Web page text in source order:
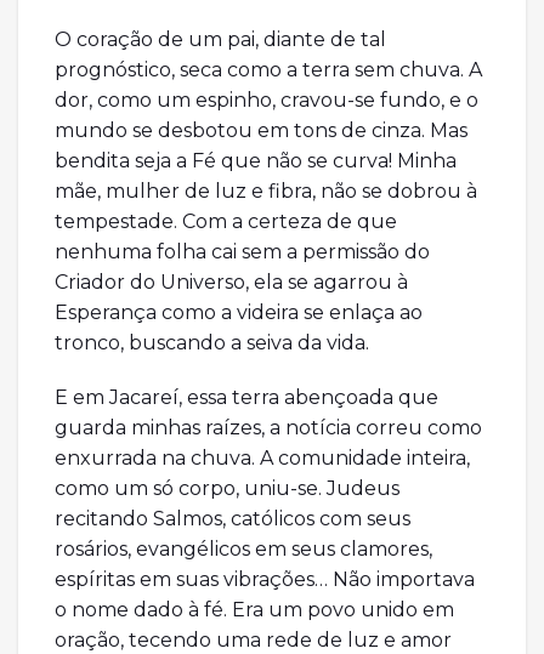
O coração de um pai, diante de tal
prognóstico, seca como a terra sem chuva. A
dor, como um espinho, cravou-se fundo, e o
mundo se desbotou em tons de cinza. Mas
bendita seja a Fé que não se curva! Minha
mãe, mulher de luz e fibra, não se dobrou à
tempestade. Com a certeza de que
nenhuma folha cai sem a permissão do
Criador do Universo, ela se agarrou à
Esperança como a videira se enlaça ao
tronco, buscando a seiva da vida.
E em Jacareí, essa terra abençoada que
guarda minhas raízes, a notícia correu como
enxurrada na chuva. A comunidade inteira,
como um só corpo, uniu-se. Judeus
recitando Salmos, católicos com seus
rosários, evangélicos em seus clamores,
espíritas em suas vibrações… Não importava
o nome dado à fé. Era um povo unido em
oração, tecendo uma rede de luz e amor